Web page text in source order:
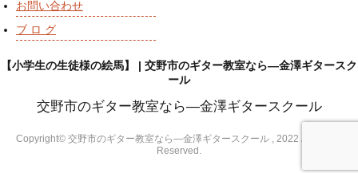
お問い合わせ
ブ ロ グ
【小学生の生徒様の絵馬】 | 交野市のギター教室なら―金澤ギタースク
ール
交野市のギター教室なら―金澤ギタースクール
Copyright© 交野市のギター教室なら―金澤ギタースクール , 2022 All Rights
Reserved.